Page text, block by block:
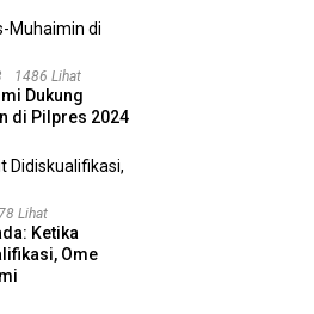
1486 Lihat
Dukung
di Pilpres 2024
Lihat
Ketika
Ome